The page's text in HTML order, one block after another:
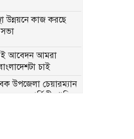
উন্নয়নে কাজ করছে
আবেদন আমরা
চাই
উপজেলা চেয়ারম্যান
মৃত্যুবার্ষিকী পালিত